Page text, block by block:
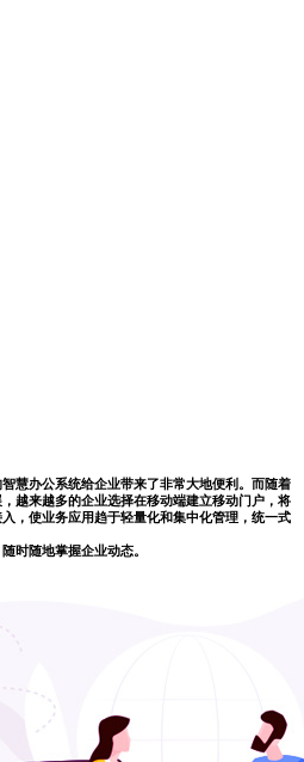
慧办公系统给企业带来了非常大地便利。而随着
越来越多的企业选择在移动端建立移动门户，将
，使业务应用趋于轻量化和集中化管理，统一式
时随地掌握企业动态。